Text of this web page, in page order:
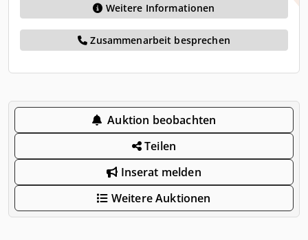
Weitere Informationen
Zusammenarbeit besprechen
Auktion beobachten
Teilen
Inserat melden
Weitere Auktionen